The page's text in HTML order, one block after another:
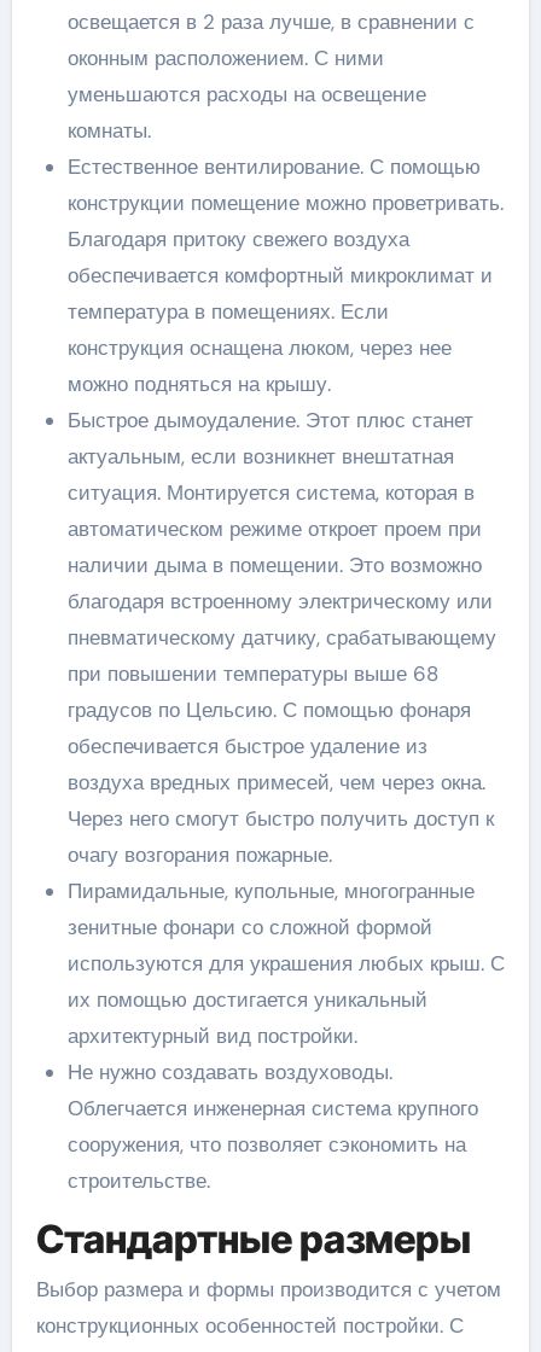
освещается в 2 раза лучше, в сравнении с
оконным расположением. С ними
уменьшаются расходы на освещение
комнаты.
Естественное вентилирование. С помощью
конструкции помещение можно проветривать.
Благодаря притоку свежего воздуха
обеспечивается комфортный микроклимат и
температура в помещениях. Если
конструкция оснащена люком, через нее
можно подняться на крышу.
Быстрое дымоудаление. Этот плюс станет
актуальным, если возникнет внештатная
ситуация. Монтируется система, которая в
автоматическом режиме откроет проем при
наличии дыма в помещении. Это возможно
благодаря встроенному электрическому или
пневматическому датчику, срабатывающему
при повышении температуры выше 68
градусов по Цельсию. С помощью фонаря
обеспечивается быстрое удаление из
воздуха вредных примесей, чем через окна.
Через него смогут быстро получить доступ к
очагу возгорания пожарные.
Пирамидальные, купольные, многогранные
зенитные фонари со сложной формой
используются для украшения любых крыш. С
их помощью достигается уникальный
архитектурный вид постройки.
Не нужно создавать воздуховоды.
Облегчается инженерная система крупного
сооружения, что позволяет сэкономить на
строительстве.
Стандартные размеры
Выбор размера и формы производится с учетом
конструкционных особенностей постройки. С